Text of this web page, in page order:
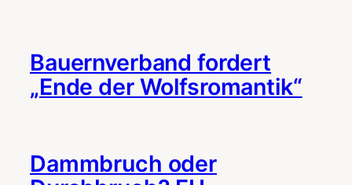
Bauernverband fordert
„Ende der Wolfsromantik“
Dammbruch oder